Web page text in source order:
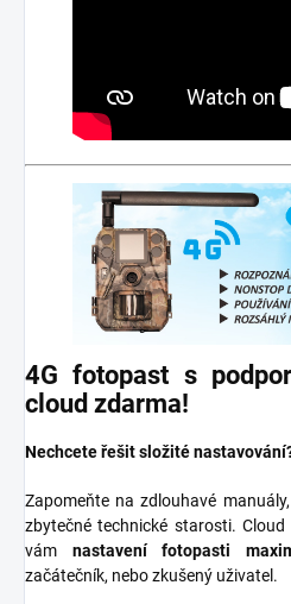
4G fotopast s
cloud zdarma!
Nechcete řešit složité
Zapomeňte na zdlouhavé
zbytečné technické starosti.
vám
nastavení fotopasti
začátečník, nebo zkušený uživatel.